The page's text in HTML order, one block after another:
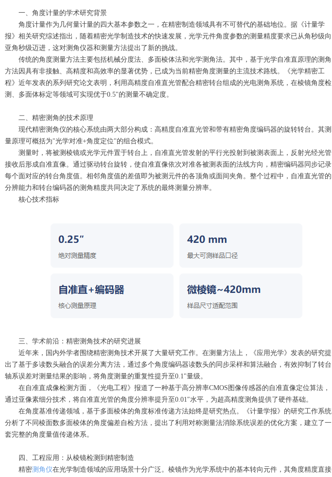
一、角度计量的学术研究背景
角度计量作为几何量计量的四大基本参数之一，在精密制造领域具有不可替代的基础地位。据《计量学
报》相关研究综述指出，随着精密光学制造技术的快速发展，光学元件角度参数的测量精度要求已从角秒级向
亚角秒级迈进，这对测角仪器和测量方法提出了新的挑战。
传统的角度测量方法主要包括机械分度法、多面棱体法和光学测角法。其中，基于光学自准直原理的测角
方法因具有非接触、高精度和高效率的显著优势，已成为当前精密角度测量的主流技术路线。《光学精密工
程》近年发表的系列研究论文表明，利用高精度自准直光管配合精密转台组成的光电测角系统，在棱镜角度检
测、多面体标定等领域可实现优于0.5"的测量不确定度。
二、精密测角的技术原理
现代精密测角仪的核心系统由两大部分构成：高精度自准直光管和带有精密角度编码器的旋转转台。其测
量原理可概括为"光学对准+角度定位"的组合模式。
测量时，将被测棱镜或光学元件置于转台上，自准直光管发射的平行光投射到被测表面上，反射光经光管
接收后形成自准直像。通过驱动转台旋转，使自准直像依次对准各被测表面的法线方向，精密编码器同步记录
每个面对应的转台角度值。相邻角度值的差值即为被测元件的各顶角或面间夹角。整个过程中，自准直光管的
分辨能力和转台编码器的测角精度共同决定了系统的最终测量分辨率。
核心技术指标
三、学术前沿：精密测角技术的研究进展
近年来，国内外学者围绕精密测角技术开展了大量研究工作。在测量方法上，《应用光学》发表的研究提
出了基于多读数头融合的误差分离方法，通过多个角度编码器读数头的同步采样和算法融合，有效抑制了转台
轴系误差对测量结果的影响，将角度测量的重复性提升至0.1"量级。
在自准直成像检测方面，《光电工程》报道了一种基于高分辨率CMOS图像传感器的自准直像定位算法，
通过亚像素细分技术，将自准直光管的角度分辨率提升至0.01″水平，为超高精度测角提供了硬件基础。
在角度基准传递领域，基于多面棱体的角度标准传递方法始终是研究热点。《计量学报》的研究工作系统
分析了不同棱面数多面棱体的角度偏差自检方法，提出了利用对称测量法消除系统误差的优化方案，建立了一
套完整的角度量值传递体系。
四、工程应用：从棱镜检测到精密制造
精密测角仪在光学制造领域的应用场景十分广泛。棱镜作为光学系统中的基本转向元件，其角度精度直接